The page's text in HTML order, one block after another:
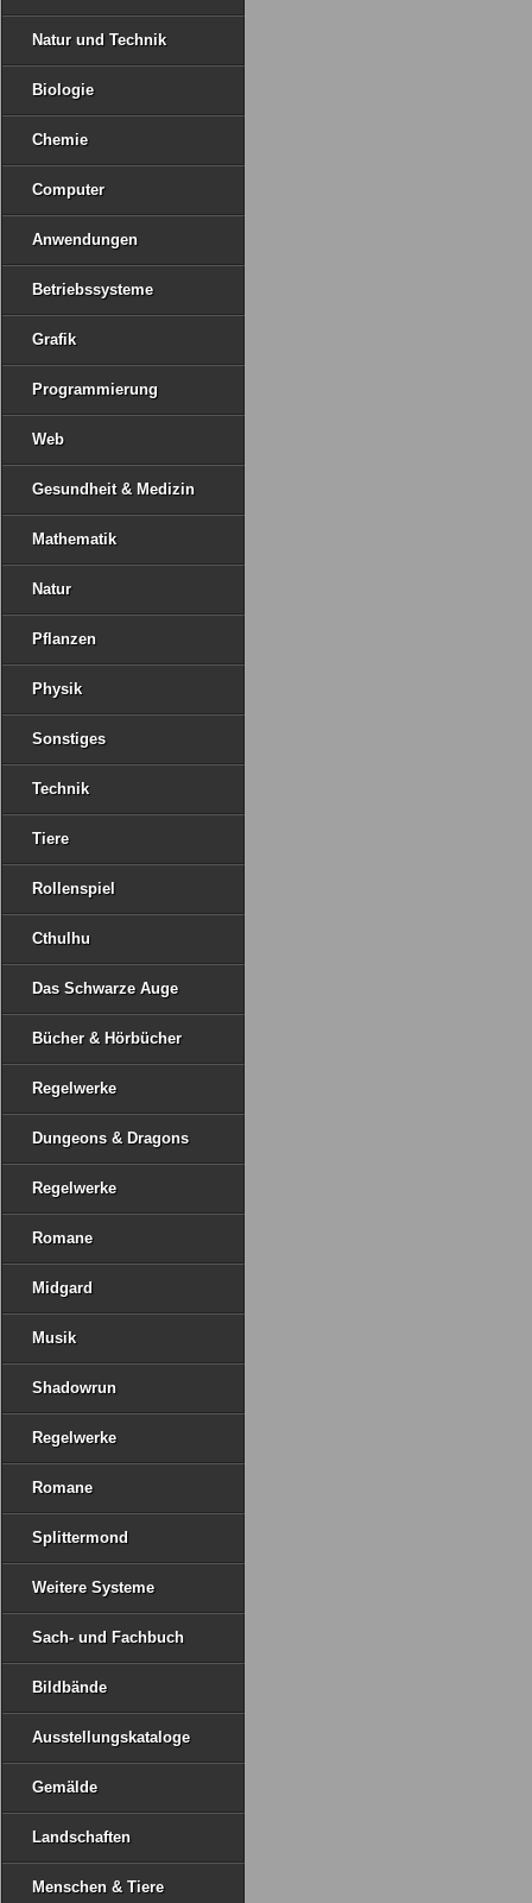
Natur und Technik
Biologie
Chemie
Computer
Anwendungen
Betriebssysteme
Grafik
Programmierung
Web
Gesundheit & Medizin
Mathematik
Natur
Pflanzen
Physik
Sonstiges
Technik
Tiere
Rollenspiel
Cthulhu
Das Schwarze Auge
Bücher & Hörbücher
Regelwerke
Dungeons & Dragons
Regelwerke
Romane
Midgard
Musik
Shadowrun
Regelwerke
Romane
Splittermond
Weitere Systeme
Sach- und Fachbuch
Bildbände
Ausstellungskataloge
Gemälde
Landschaften
Menschen & Tiere